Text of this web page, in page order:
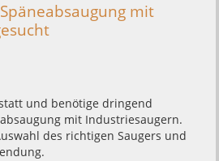
mit
und benötige dringend
mit Industriesaugern.
des richtigen Saugers und